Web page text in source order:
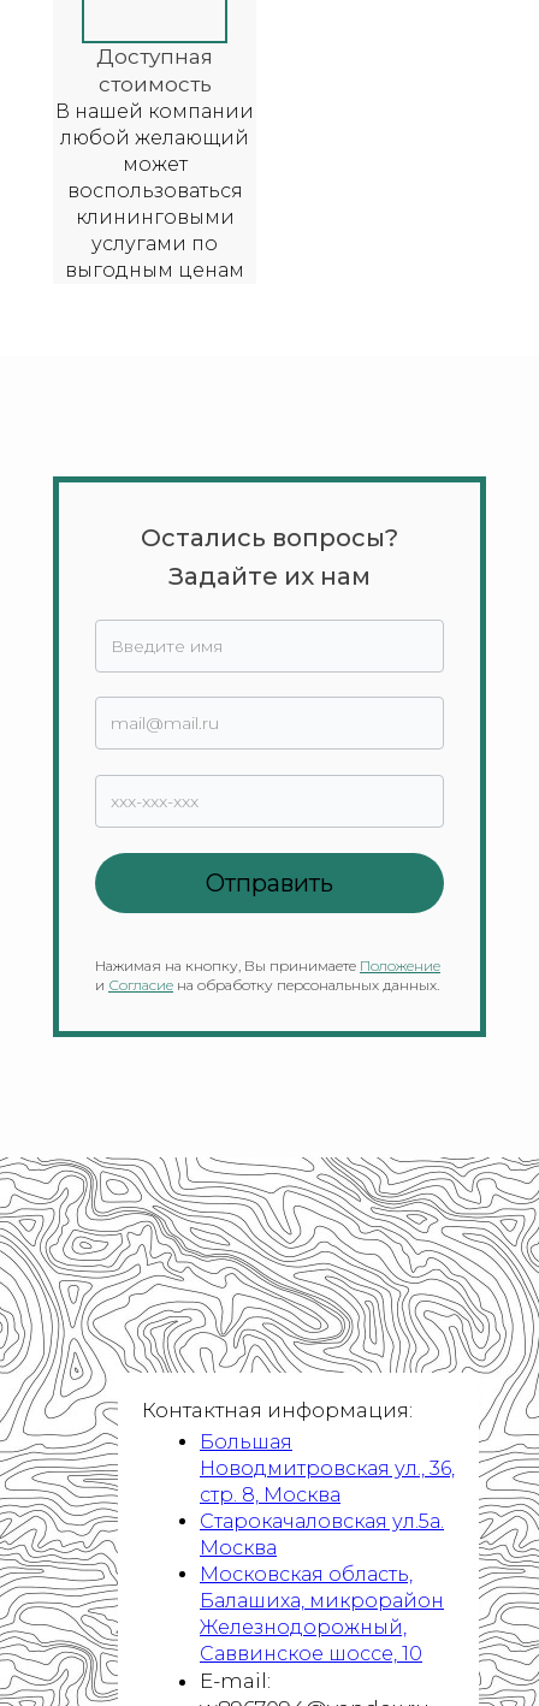
Доступная
стоимость
В нашей компании
любой желающий
может
воспользоваться
клининговыми
услугами по
выгодным ценам
Остались вопросы?
Задайте их нам
Нажимая на кнопку, Вы принимаете Положение
и Согласие на обработку персональных данных.
Контактная информация:
Большая
Новодмитровская ул., 36,
стр. 8, Москва
Старокачаловская ул.5а.
Москва
Московская область,
Балашиха, микрорайон
Железнодорожный,
Саввинское шоссе, 10
E-mail: